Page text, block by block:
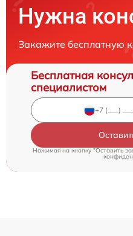
Нужна
Закажите бесплатную
Бесплатная
специалистом
Нажимая на кнопку "Оставить